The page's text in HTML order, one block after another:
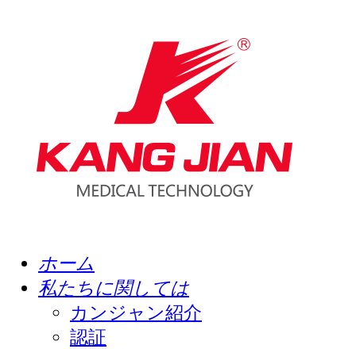
ホーム
私たちに関しては
カンジャン紹介
認証